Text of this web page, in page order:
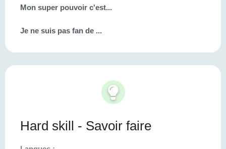
Mon super pouvoir c'est...
Je ne suis pas fan de ...
Hard skill - Savoir faire